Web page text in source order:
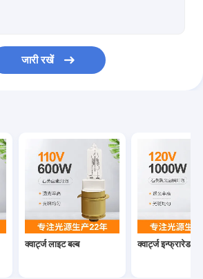
जारी रखें
क्वार्ट्ज लाइट बल्ब क्वार्ट्ज इन्फ्रारेड